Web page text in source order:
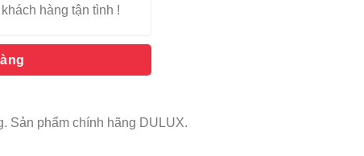
hàng tận tình !
Sản phẩm chính hãng DULUX.